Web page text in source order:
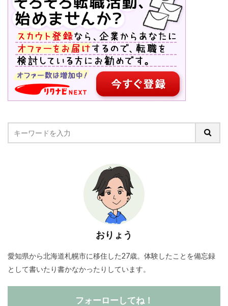
おりょう
愛知県から北海道札幌市に移住した27歳。体験したことを備忘録
として書いたり書かなかったりしています。
フォーローしてね！